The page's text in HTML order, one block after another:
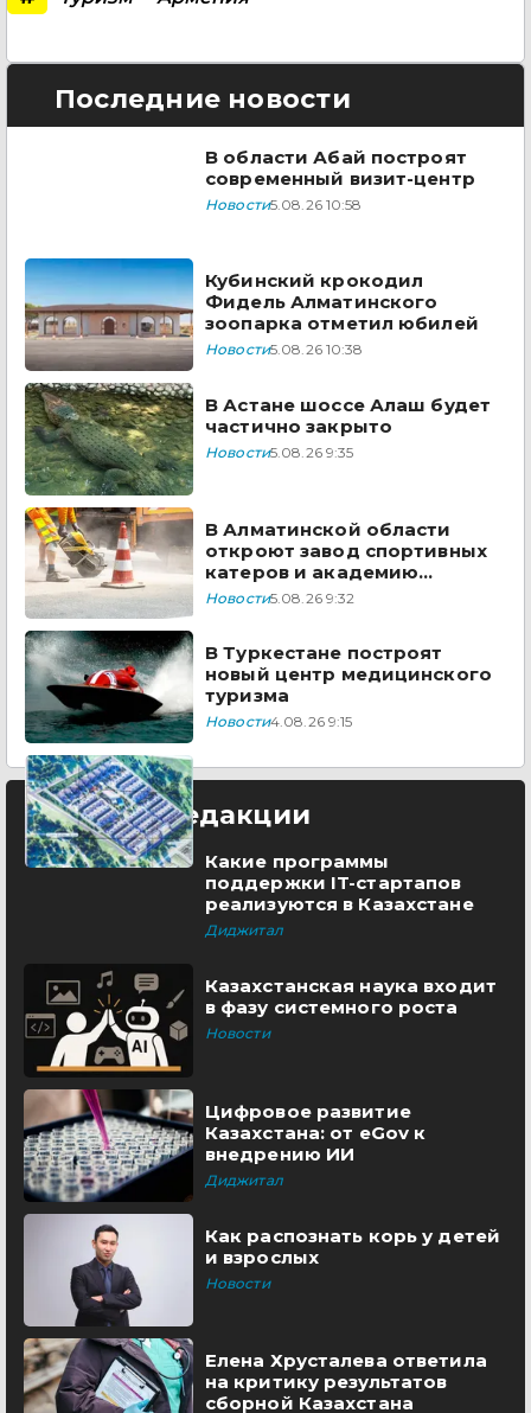
Последние новости
В области Абай построят
современный визит-центр
Новости5.08.26 10:58
Кубинский крокодил
Фидель Алматинского
зоопарка отметил юбилей
Новости5.08.26 10:38
В Астане шоссе Алаш будет
частично закрыто
Новости5.08.26 9:35
В Алматинской области
откроют завод спортивных
катеров и академию
пилотов Formula-1 H2O
Новости5.08.26 9:32
В Туркестане построят
новый центр медицинского
туризма
Новости4.08.26 9:15
Выбор редакции
Какие программы
поддержки IT-стартапов
реализуются в Казахстане
Диджитал
Казахстанская наука входит
в фазу системного роста
Новости
Цифровое развитие
Казахстана: от eGov к
внедрению ИИ
Диджитал
Как распознать корь у детей
и взрослых
Новости
Елена Хрусталева ответила
на критику результатов
сборной Казахстана